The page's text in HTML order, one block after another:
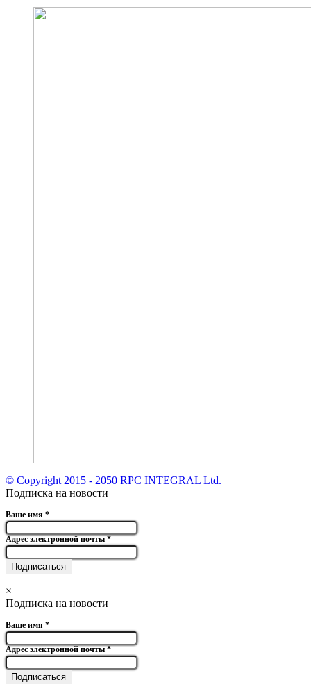
© Copyright 2015 - 2050 RPC INTEGRAL Ltd.
Подписка на новости
Ваше имя *
Адрес электронной почты*
×
Подписка на новости
Ваше имя *
Адрес электронной почты*